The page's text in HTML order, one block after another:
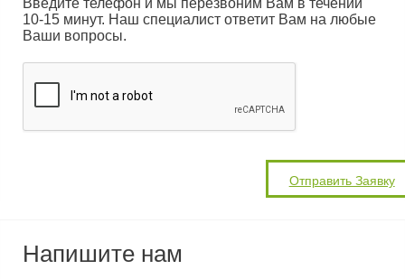
Введите телефон и мы перезвоним Вам в течении
10-15 минут. Наш специалист ответит Вам на любые
Ваши вопросы.
Напишите нам